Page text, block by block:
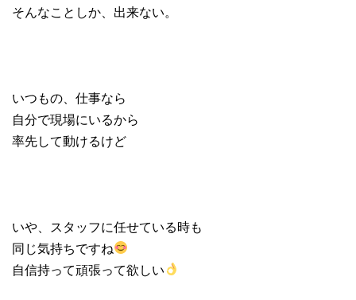
そんなことしか、出来ない。
いつもの、仕事なら
自分で現場にいるから
率先して動けるけど
いや、スタッフに任せている時も
同じ気持ちですね
自信持って頑張って欲しい